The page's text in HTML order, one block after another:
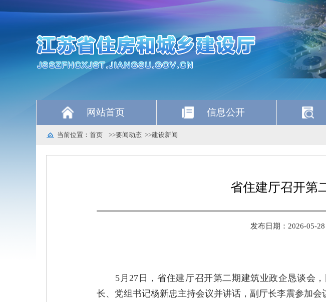
网站首页 信息公开
当前位置： 首页 >>要闻动态 >>建设新闻
省住建厅召开第
发布日期：2026-05-28
5月27日，省住建厅召开第二期建筑业政企恳谈会
长、党组书记杨新忠主持会议并讲话，副厅长李震参加会